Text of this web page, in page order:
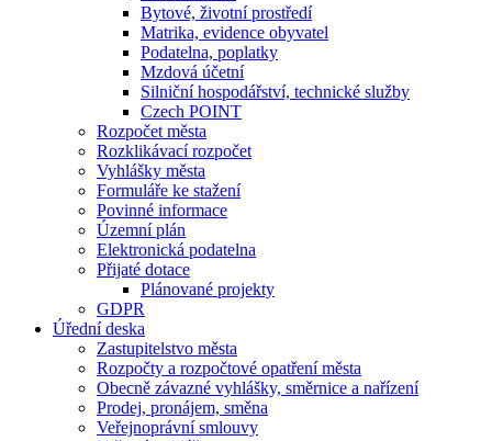
Bytové, životní prostředí
Matrika, evidence obyvatel
Podatelna, poplatky
Mzdová účetní
Silniční hospodářství, technické služby
Czech POINT
Rozpočet města
Rozklikávací rozpočet
Vyhlášky města
Formuláře ke stažení
Povinné informace
Územní plán
Elektronická podatelna
Přijaté dotace
Plánované projekty
GDPR
Úřední deska
Zastupitelstvo města
Rozpočty a rozpočtové opatření města
Obecně závazné vyhlášky, směrnice a nařízení
Prodej, pronájem, směna
Veřejnoprávní smlouvy